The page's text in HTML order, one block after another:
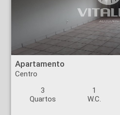
Apartamento - Centro - Ribeirão Preto
Apartamento
Centro
3
Quartos
1
W.C.